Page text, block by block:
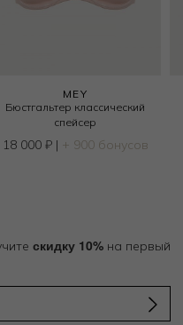
MEY
Бюстгальтер классический
спейсер
18 000 ₽| + 900 бонусов
скидку 10% на первый